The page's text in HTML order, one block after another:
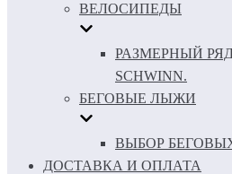
ВЕЛОСИПЕДЫ
РАЗМЕРНЫЙ
SCHWINN.
БЕГОВЫЕ ЛЫЖИ
ВЫБОР
ДОСТАВКА И ОПЛАТА